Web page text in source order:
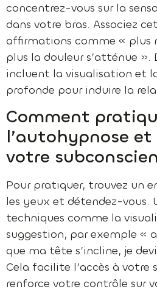
concentrez-vous sur la
dans votre bras. Associez
affirmations comme « plus
plus la douleur s’atténue ».
incluent la visualisation et
profonde pour induire la
Comment
l’autohypnose
votre
Pour pratiquer, trouvez un
les yeux et détendez-vous.
techniques comme la
suggestion, par exemple «
que ma tête s’incline, je
Cela facilite l’accès à votre
renforce votre contrôle sur